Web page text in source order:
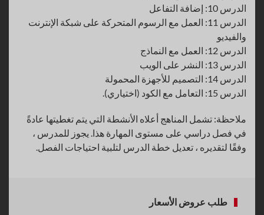
الدرس 10: إضافة التفاعل
الدرس 11: العمل مع الرسوم المتحركة على شبكة الإنترنت
والفيديو
الدرس 12: العمل مع النماذج
الدرس 13: النشر على الويب
الدرس 14: التصميم للأجهزة المحمولة
الدرس 15: التعامل مع الكود (اختياري).
ملاحظة: تشمل المناهج أعلاه الأنشطة التي يتم تغطيتها عادةً
في فصل دراسي على مستوى المهارة هذا. يجوز للمدرس ،
وفقًا لتقديره ، تعديل خطة الدرس لتلبية احتياجات الفصل.
طلب عروض الأسعار